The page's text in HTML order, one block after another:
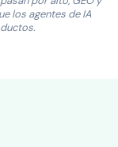
los agentes de IA